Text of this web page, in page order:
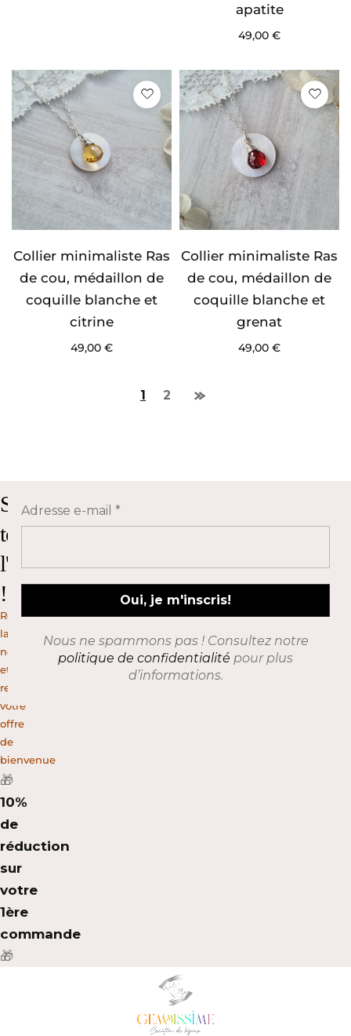
apatite
49,00 €
Collier minimaliste Ras
de cou, médaillon de
coquille blanche et
citrine
49,00 €
Collier minimaliste Ras
de cou, médaillon de
coquille blanche et
grenat
49,00 €
1 2
Suivez
toute
l'actualité
!
Rejoignez
la
newsletter
et
recevez
votre
offre
de
bienvenue
🎁
10%
de
réduction
sur
votre
1ère
commande
🎁
Adresse e-mail *
Nous ne spammons pas ! Consultez notre
politique de confidentialité pour plus
d’informations.